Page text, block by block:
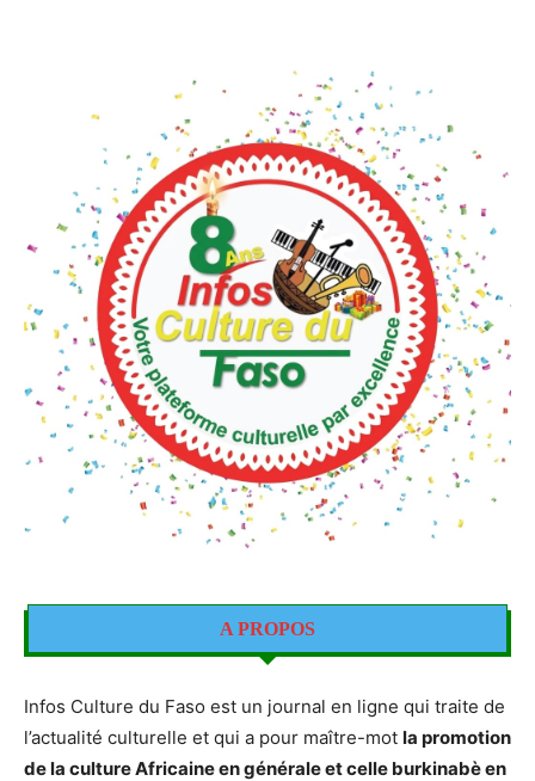
A PROPOS
Infos Culture du Faso est un journal en ligne qui traite de
l’actualité culturelle et qui a pour maître-mot la promotion
de la culture Africaine en générale et celle burkinabè en